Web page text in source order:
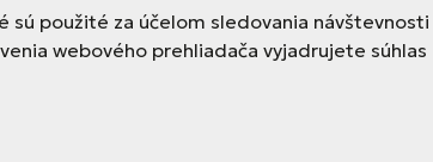
sú použité za účelom sledovania návštevnosti
webového prehliadača vyjadrujete súhlas